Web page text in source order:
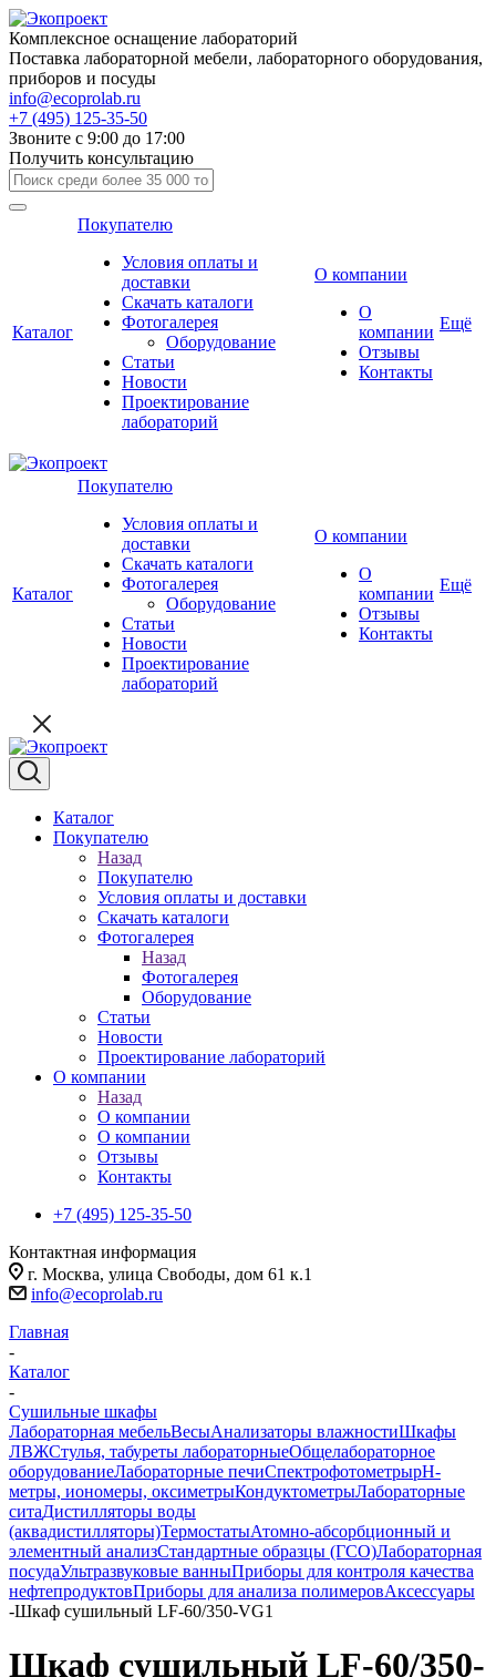
Комплексное оснащение лабораторий
Поставка лабораторной мебели, лабораторного оборудования,
приборов и посуды
info@ecoprolab.ru
+7 (495) 125-35-50
Звоните с 9:00 до 17:00
Получить консультацию
Каталог
Покупателю
Условия оплаты и
доставки
Скачать каталоги
Фотогалерея
Оборудование
Статьи
Новости
Проектирование
лабораторий
О компании
О
компании
Отзывы
Контакты
Ещё
Каталог
Покупателю
Условия оплаты и
доставки
Скачать каталоги
Фотогалерея
Оборудование
Статьи
Новости
Проектирование
лабораторий
О компании
О
компании
Отзывы
Контакты
Ещё
Каталог
Покупателю
Назад
Покупателю
Условия оплаты и доставки
Скачать каталоги
Фотогалерея
Назад
Фотогалерея
Оборудование
Статьи
Новости
Проектирование лабораторий
О компании
Назад
О компании
О компании
Отзывы
Контакты
+7 (495) 125-35-50
Контактная информация
г. Москва, улица Свободы, дом 61 к.1
info@ecoprolab.ru
Главная
-
Каталог
-
Сушильные шкафы
Лабораторная мебельВесыАнализаторы влажностиШкафы
ЛВЖСтулья, табуреты лабораторныеОбщелабораторное
оборудованиеЛабораторные печиСпектрофотометрыpH-
метры, иономеры, оксиметрыКондуктометрыЛабораторные
ситаДистилляторы воды
(аквадистилляторы)ТермостатыАтомно-абсорбционный и
элементный анализСтандартные образцы (ГСО)Лабораторная
посудаУльтразвуковые ванныПриборы для контроля качества
нефтепродуктовПриборы для анализа полимеровАксессуары
-Шкаф сушильный LF-60/350-VG1
Шкаф сушильный LF-60/350-